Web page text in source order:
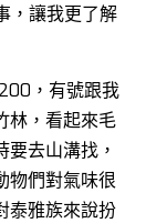
，讓我更了解
，有號跟我
林，看起來毛
去山溝找，
物們對氣味很
泰雅族來說扮